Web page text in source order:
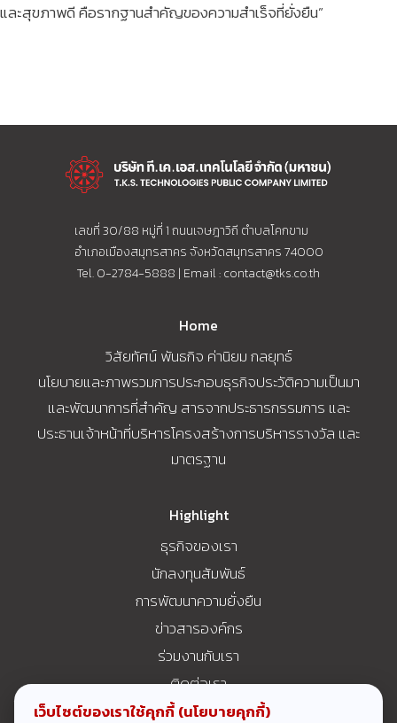
และสุขภาพดี คือรากฐานสำคัญของความสำเร็จที่ยั่งยืน”
เลขที่ 30/88 หมู่ที่ 1 ถนนเจษฎาวิถี ตำบลโคกขาม
อำเภอเมืองสมุทรสาคร จังหวัดสมุทรสาคร 74000
Tel. 0-2784-5888 | Email :contact@tks.co.th
Home
วิสัยทัศน์ พันธกิจ ค่านิยม กลยุทธ์
นโยบายและภาพรวมการประกอบธุรกิจประวัติความเป็นมา
และพัฒนาการที่สำคัญ สารจากประธารกรรมการ และ
ประธานเจ้าหน้าที่บริหารโครงสร้างการบริหารรางวัล และ
มาตรฐาน
Highlight
ธุรกิจของเรา
นักลงทุนสัมพันธ์
การพัฒนาความยั่งยืน
ข่าวสารองค์กร
ร่วมงานกับเรา
ติดต่อเรา
ช่องทางการรับเรื่องร้องเรียน
เว็บไซต์ของเราใช้คุกกี้ (นโยบายคุกกี้)